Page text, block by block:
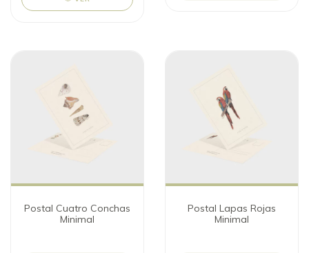
Postal Cuatro Conchas
Minimal
Postal Lapas Rojas
Minimal